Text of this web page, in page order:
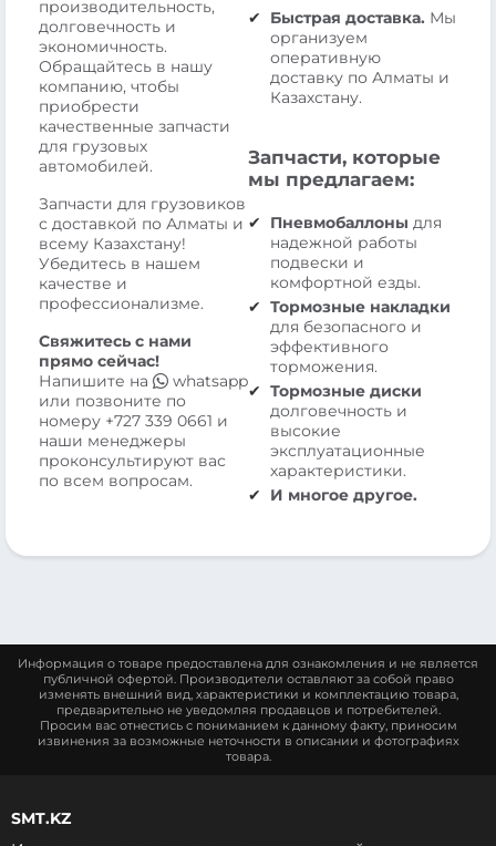
производительность,
долговечность и
экономичность.
Обращайтесь в нашу
компанию, чтобы
приобрести
качественные запчасти
для грузовых
автомобилей.
Запчасти для грузовиков
с доставкой по Алматы и
всему Казахстану!
Убедитесь в нашем
качестве и
профессионализме.
Свяжитесь с нами
прямо сейчас!
Напишите на
whatsapp
или позвоните по
номеру +727 339 0661 и
наши менеджеры
проконсультируют вас
по всем вопросам.
Быстрая доставка. Мы
организуем
оперативную
доставку по Алматы и
Казахстану.
Запчасти, которые
мы предлагаем:
Пневмобаллоны для
надежной работы
подвески и
комфортной езды.
Тормозные накладки
для безопасного и
эффективного
торможения.
Тормозные диски
долговечность и
высокие
эксплуатационные
характеристики.
И многое другое.
Информация о товаре предоставлена для ознакомления и не является
публичной офертой. Производители оставляют за собой право
изменять внешний вид, характеристики и комплектацию товара,
предварительно не уведомляя продавцов и потребителей.
Просим вас отнестись с пониманием к данному факту, приносим
извинения за возможные неточности в описании и фотографиях
товара.
SMT.KZ